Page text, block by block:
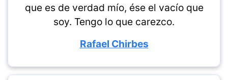
que es de verdad mío, ése el vacío que
soy. Tengo lo que carezco.
Rafael Chirbes